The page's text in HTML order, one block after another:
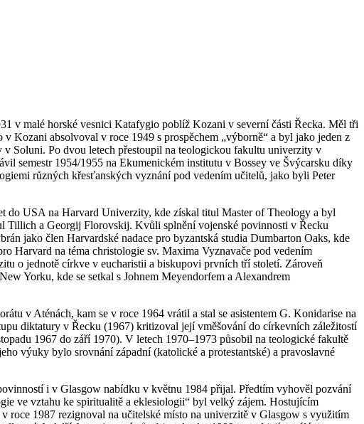
v malé horské vesnici Katafygio poblíž Kozani v severní části Řecka. Měl tři
Kozani absolvoval v roce 1949 s prospěchem „výborně“ a byl jako jeden z
Soluni. Po dvou letech přestoupil na teologickou fakultu univerzity v
semestr 1954/1955 na Ekumenickém institutu v Bossey ve Švýcarsku díky
různých křesťanských vyznání pod vedením učitelů, jako byli Peter
do USA na Harvard Univerzity, kde získal titul Master of Theology a byl
Tillich a Georgij Florovskij. Kvůli splnění vojenské povinnosti v Řecku
jako člen Harvardské nadace pro byzantská studia Dumbarton Oaks, kde
Harvard na téma christologie sv. Maxima Vyznavače pod vedením
o jednotě církve v eucharistii a biskupovi prvních tří století. Zároveň
Yorku, kde se setkal s Johnem Meyendorfem a Alexandrem
v Aténách, kam se v roce 1964 vrátil a stal se asistentem G. Konidarise na
diktatury v Řecku (1967) kritizoval její vměšování do církevních záležitostí
1967 do září 1970). V letech 1970–1973 působil na teologické fakultě
výuky bylo srovnání západní (katolické a protestantské) a pravoslavné
i v Glasgow nabídku v květnu 1984 přijal. Předtím vyhověl pozvání
ve vztahu ke spiritualitě a eklesiologii“ byl velký zájem. Hostujícím
roce 1987 rezignoval na učitelské místo na univerzitě v Glasgow s využitím